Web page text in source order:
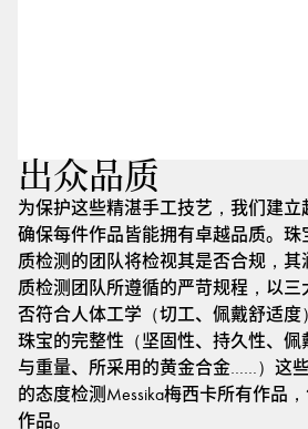
出众品质
为保护这些精湛手工技艺，我们建
确保每件作品皆能拥有卓越品质。
质检测的团队将检视其是否合规，
质检测团队所遵循的严苛规程，以
否符合人体工学（切工、佩戴舒适
珠宝的完整性（坚固性、持久性、
与重量、所采用的黄金合金……）这
的态度检测Messika梅西卡所有作品
作品。